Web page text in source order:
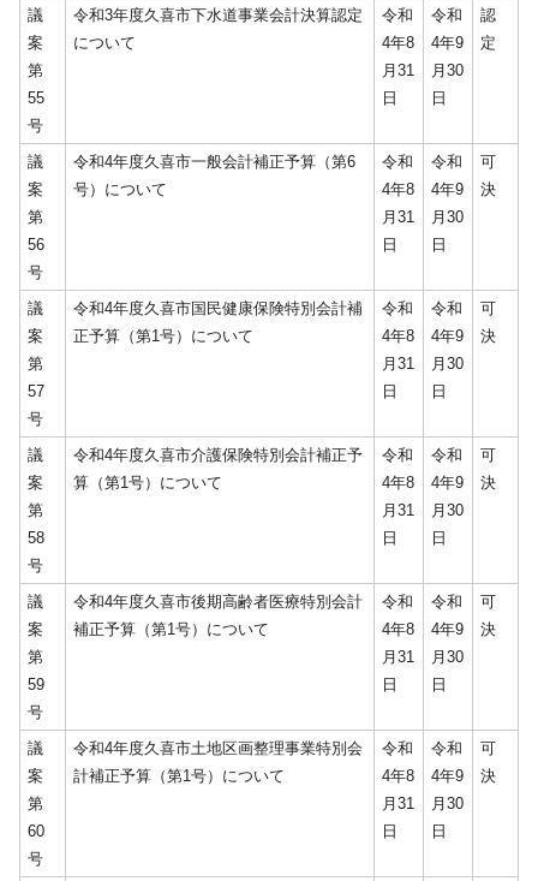
議
案
第
55
号
令和3年度久喜市下水道事業会計決算認定
について
令和
4年8
月31
日
令和
4年9
月30
日
認
定
議
案
第
56
号
令和4年度久喜市一般会計補正予算（第6
号）について
令和
4年8
月31
日
令和
4年9
月30
日
可
決
議
案
第
57
号
令和4年度久喜市国民健康保険特別会計補
正予算（第1号）について
令和
4年8
月31
日
令和
4年9
月30
日
可
決
議
案
第
58
号
令和4年度久喜市介護保険特別会計補正予
算（第1号）について
令和
4年8
月31
日
令和
4年9
月30
日
可
決
議
案
第
59
号
令和4年度久喜市後期高齢者医療特別会計
補正予算（第1号）について
令和
4年8
月31
日
令和
4年9
月30
日
可
決
議
案
第
60
号
令和4年度久喜市土地区画整理事業特別会
計補正予算（第1号）について
令和
4年8
月31
日
令和
4年9
月30
日
可
決